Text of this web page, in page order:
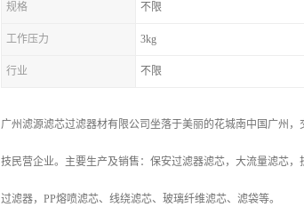
规格 不限
工作压力 3kg
行业 不限
广州滤源滤芯过滤器材有限公司坐落于美丽的花城南中国广州
技民营企业。主要生产及销售：保安过滤器滤芯，大流量滤芯
过滤器，PP熔喷滤芯、线绕滤芯、玻璃纤维滤芯、滤袋等。